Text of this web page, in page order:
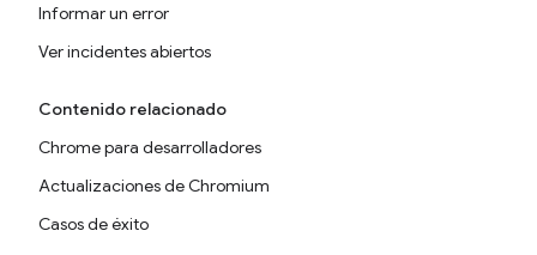
Informar un error
Ver incidentes abiertos
Contenido relacionado
Chrome para desarrolladores
Actualizaciones de Chromium
Casos de éxito